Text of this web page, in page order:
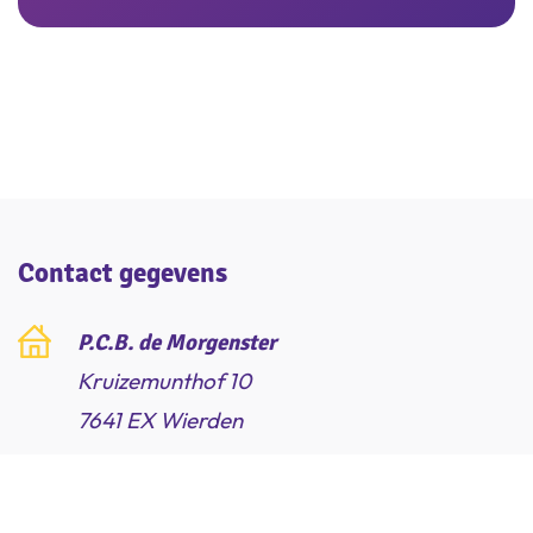
Inschrijven
Contact gegevens
P.C.B. de Morgenster
Kruizemunthof 10
7641 EX Wierden